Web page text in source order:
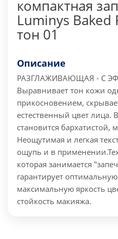
компактная
Luminys Baked
тон 01
Описание
РАЗГЛАЖИВАЮЩАЯ - С
Выравнивает тон кожи
прикосновением,
естественный цвет лица.
становится бархатистой,
Неощутимая и легкая
ощупь и в применении.
которая занимается
гарантирует
максимальную яркость
стойкость макияжа.